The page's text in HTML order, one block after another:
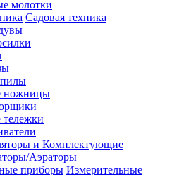
молотки
Садовая техника
ножницы
и Комплектующие
Аэраторы
Измерительные